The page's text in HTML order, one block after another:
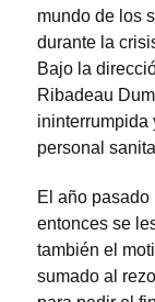
mundo de los
durante la
Bajo la
Ribadeau
ininterrumpida
personal
El año
entonces se
también el
sumado al